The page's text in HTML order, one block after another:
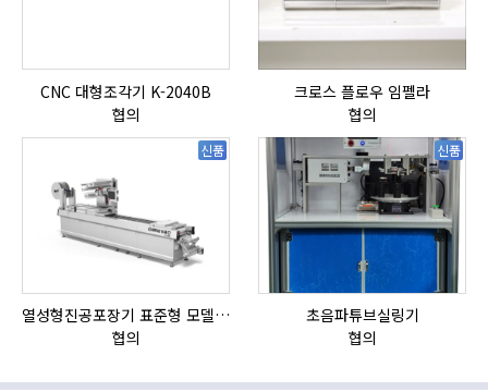
CNC 대형조각기 K-2040B
협의
크로스 플로우 임펠라
협의
신품
열성형진공포장기 표준형 모델 OMNIVAC S-200
협의
신품
초음파튜브실링기
협의